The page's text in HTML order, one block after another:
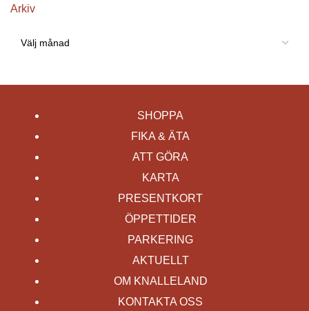
Arkiv
SHOPPA
FIKA & ÄTA
ATT GÖRA
KARTA
PRESENTKORT
ÖPPETTIDER
PARKERING
AKTUELLT
OM KNALLELAND
KONTAKTA OSS